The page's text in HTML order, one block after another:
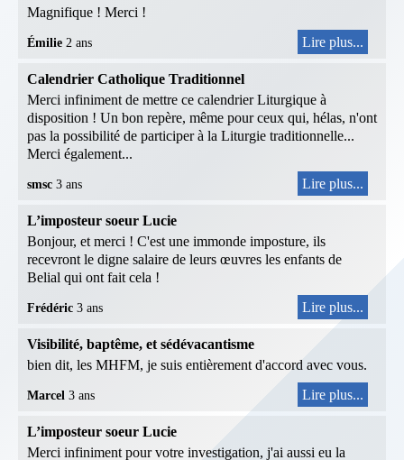
Magnifique ! Merci !
Émilie 2 ans Lire plus...
Calendrier Catholique Traditionnel
Merci infiniment de mettre ce calendrier Liturgique à
disposition ! Un bon repère, même pour ceux qui, hélas, n'ont
pas la possibilité de participer à la Liturgie traditionnelle...
Merci également...
smsc 3 ans Lire plus...
L’imposteur soeur Lucie
Bonjour, et merci ! C'est une immonde imposture, ils
recevront le digne salaire de leurs œuvres les enfants de
Belial qui ont fait cela !
Frédéric 3 ans Lire plus...
Visibilité, baptême, et sédévacantisme
bien dit, les MHFM, je suis entièrement d'accord avec vous.
Marcel 3 ans Lire plus...
L’imposteur soeur Lucie
Merci infiniment pour votre investigation, j'ai aussi eu la